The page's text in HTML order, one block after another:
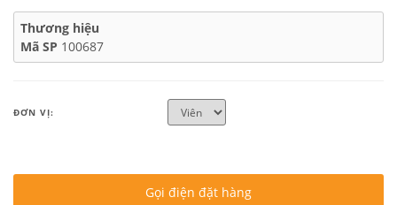
Thương hiệu
Mã SP 100687
ĐƠN VỊ:
Gọi điện đặt hàng